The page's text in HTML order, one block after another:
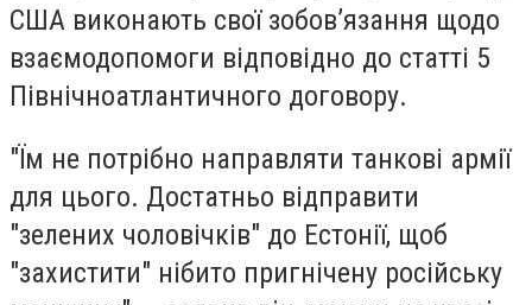
США виконають свої зобов’язання щодо
взаємодопомоги відповідно до статті 5
Північноатлантичного договору.
"Їм не потрібно направляти танкові армії
для цього. Достатньо відправити
"зелених чоловічків" до Естонії, щоб
"захистити" нібито пригнічену російську